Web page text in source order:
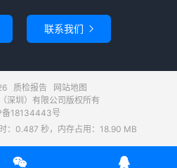
联系我们 
质检报告
网站地图
深圳）有限公司版权所有
备18134443号
：0.487 秒，内存占用：18.90 MB
 